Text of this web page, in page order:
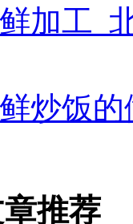
加工_
炒饭
推荐